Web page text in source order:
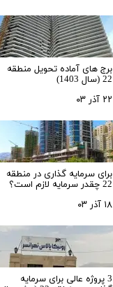
برج های آماده تحویل منطقه
22 (سال 1403)
۲۲ آذر ۰۳
برای سرمایه‌ گذاری در منطقه
22 چقدر سرمایه لازم است؟
۱۸ آذر ۰۳
3 پروژه عالی برای سرمایه